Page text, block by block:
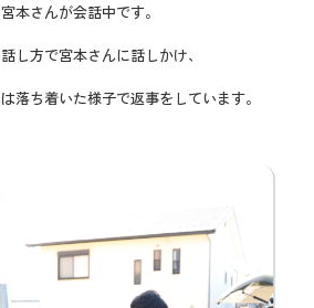
本さんが会話中です。
し方で宮本さんに話しかけ、
落ち着いた様子で返事をしています。